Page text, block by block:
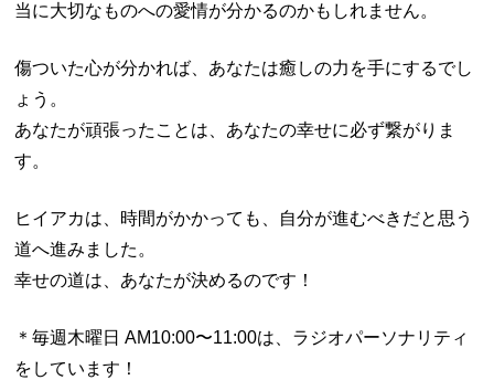
当に大切なものへの愛情が分かるのかもしれません。
傷ついた心が分かれば、あなたは癒しの力を手にするでし
ょう。
あなたが頑張ったことは、あなたの幸せに必ず繋がりま
す。
ヒイアカは、時間がかかっても、自分が進むべきだと思う
道へ進みました。
幸せの道は、あなたが決めるのです！
＊毎週木曜日 AM10:00〜11:00は、ラジオパーソナリティ
をしています！